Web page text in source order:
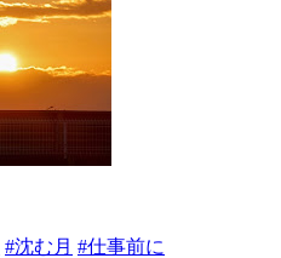
#沈む月 #仕事前に